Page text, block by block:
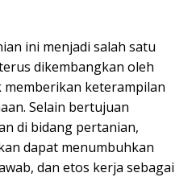
ini menjadi salah satu
dikembangkan oleh
keterampilan
Selain bertujuan
di bidang pertanian,
dapat menumbuhkan
dan etos kerja sebagai